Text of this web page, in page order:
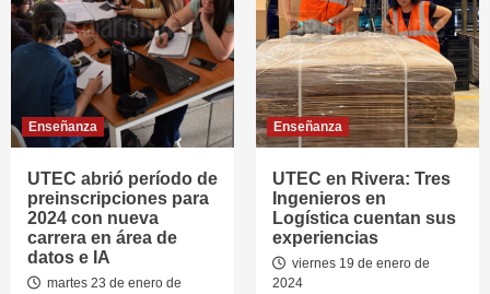
Enseñanza
UTEC abrió período de
preinscripciones para
2024 con nueva
carrera en área de
datos e IA
martes 23 de enero de
Enseñanza
UTEC en Rivera: Tres
Ingenieros en
Logística cuentan sus
experiencias
viernes 19 de enero de
2024